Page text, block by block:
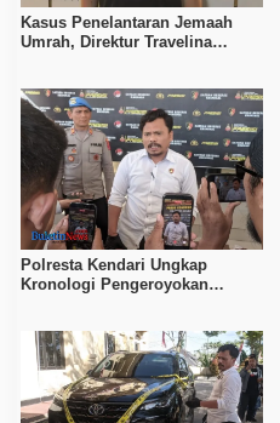
Kasus Penelantaran Jemaah
Umrah, Direktur Travelina
Polresta Kendari Ungkap
Kronologi Pengeroyokan